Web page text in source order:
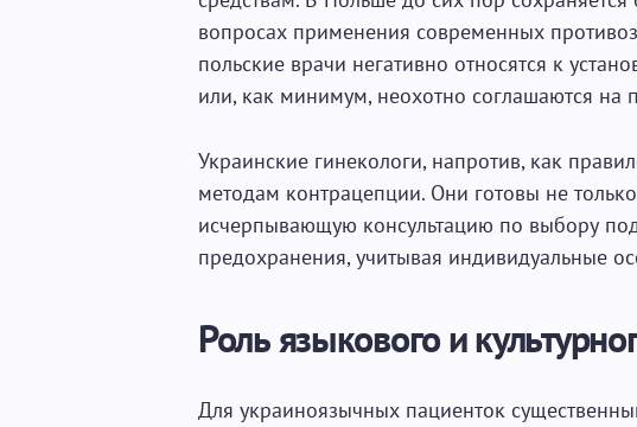
вопросах применения современных
польские врачи негативно относятся к
или, как минимум, неохотно соглашаются на
Украинские гинекологи, напротив, как
методам контрацепции. Они готовы не
исчерпывающую консультацию по выбору
предохранения, учитывая индивидуальные
Роль языкового и
Для украиноязычных пациенток